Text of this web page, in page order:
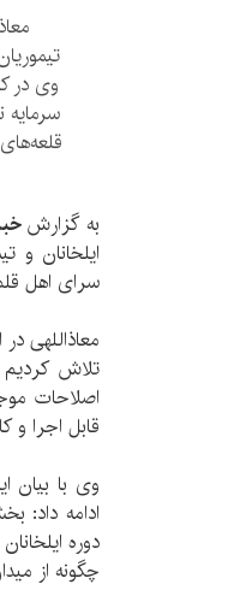
وی در
به گزارش
سرای اهل
معاذاللهی
تلاش کردیم
اصلاحات
قابل اجرا و
وی با بیان
ادامه داد:
دوره
چگونه از